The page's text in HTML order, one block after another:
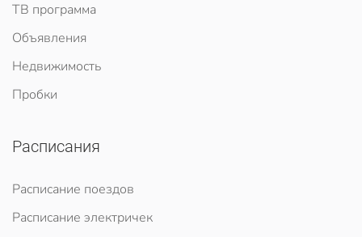
ТВ программа
Объявления
Недвижимость
Пробки
Расписания
Расписание поездов
Расписание электричек